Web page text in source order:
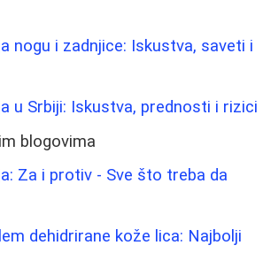
nogu i zadnjice: Iskustva, saveti i
u Srbiji: Iskustva, prednosti i rizici
blogovima
Za i protiv - Sve što treba da
dehidrirane kože lica: Najbolji